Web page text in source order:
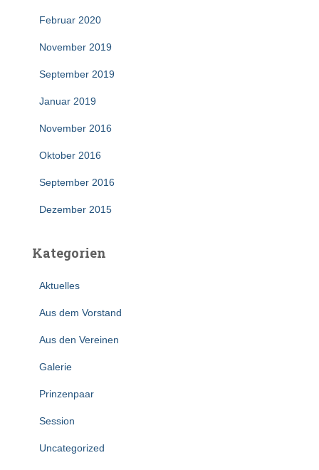
Februar 2020
November 2019
September 2019
Januar 2019
November 2016
Oktober 2016
September 2016
Dezember 2015
Kategorien
Aktuelles
Aus dem Vorstand
Aus den Vereinen
Galerie
Prinzenpaar
Session
Uncategorized